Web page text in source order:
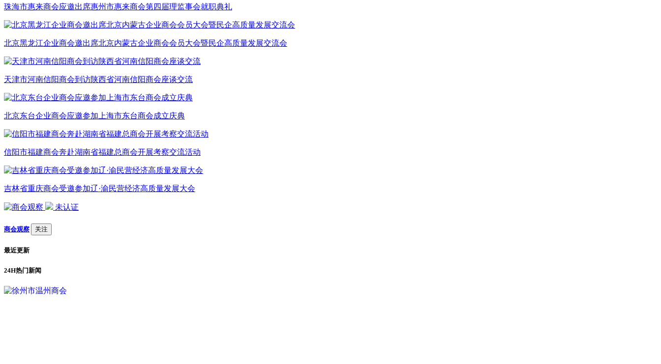
珠海市惠来商会应邀出席惠州市惠来商会第四届理监事会就职典礼
北京黑龙江企业商会邀出席北京内蒙古企业商会会员大会暨民企高质量发展交流会
天津市河南信阳商会到访陕西省河南信阳商会座谈交流
北京东台企业商会应邀参加上海市东台商会成立庆典
信阳市福建商会奔赴湖南省福建总商会开展考察交流活动
吉林省重庆商会受邀参加辽·渝民营经济高质量发展大会
未认证
商会观察 关注
最近更新
24H热门新闻
1